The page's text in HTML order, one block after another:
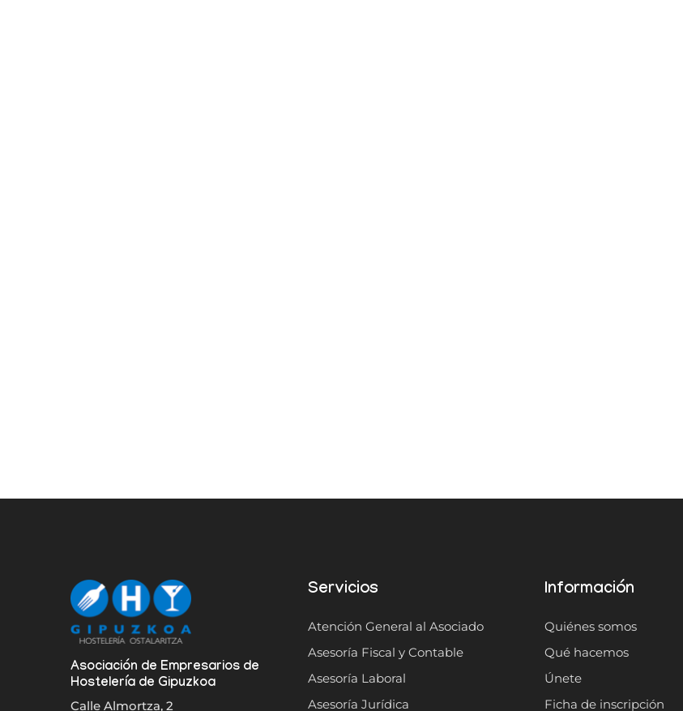
Asociación de Empresarios de
Hostelería de Gipuzkoa
Calle Almortza, 2
Servicios
Atención General al Asociado
Asesoría Fiscal y Contable
Asesoría Laboral
Asesoría Jurídica
Información
Quiénes somos
Qué hacemos
Únete
Ficha de inscripción